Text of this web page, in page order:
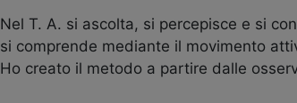
Nel T. A. si ascolta, si percepisce e si
si comprende mediante il movimento
Ho creato il metodo a partire dalle